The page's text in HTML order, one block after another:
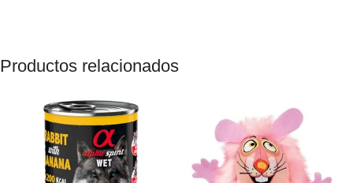
Productos relacionados